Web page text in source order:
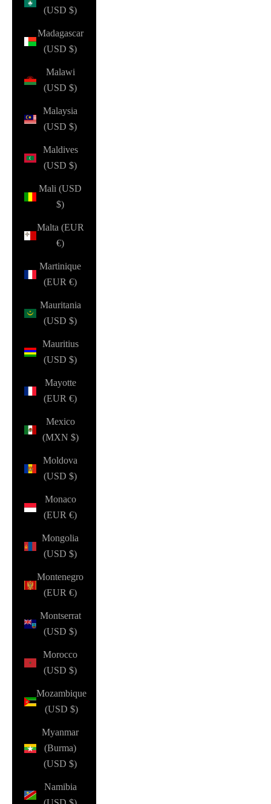
(USD $)
Madagascar
(USD $)
Malawi
(USD $)
Malaysia
(USD $)
Maldives
(USD $)
Mali (USD
$)
Malta (EUR
€)
Martinique
(EUR €)
Mauritania
(USD $)
Mauritius
(USD $)
Mayotte
(EUR €)
Mexico
(MXN $)
Moldova
(USD $)
Monaco
(EUR €)
Mongolia
(USD $)
Montenegro
(EUR €)
Montserrat
(USD $)
Morocco
(USD $)
Mozambique
(USD $)
Myanmar
(Burma)
(USD $)
Namibia